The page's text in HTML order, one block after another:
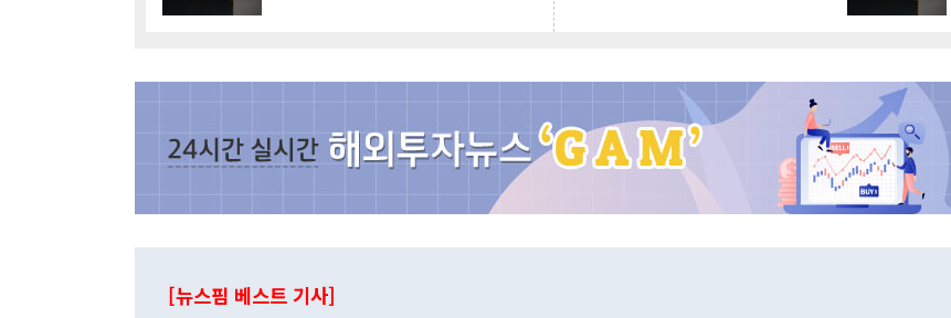
[뉴스핌 베스트 기사]